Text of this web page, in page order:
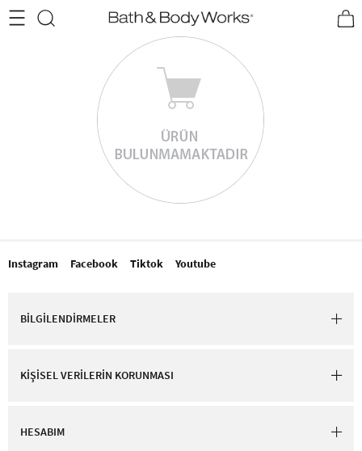
•2200₺ ve Üzeri Kargo Ücretsiz!• *Promosyon Detayları
Instagram Facebook Tiktok Youtube
BİLGİLENDİRMELER
KİŞİSEL VERİLERİN KORUNMASI
HESABIM